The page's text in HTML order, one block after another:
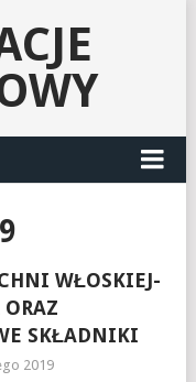
WŁOSKIEJ-
ORAZ
SKŁADNIKI
2019